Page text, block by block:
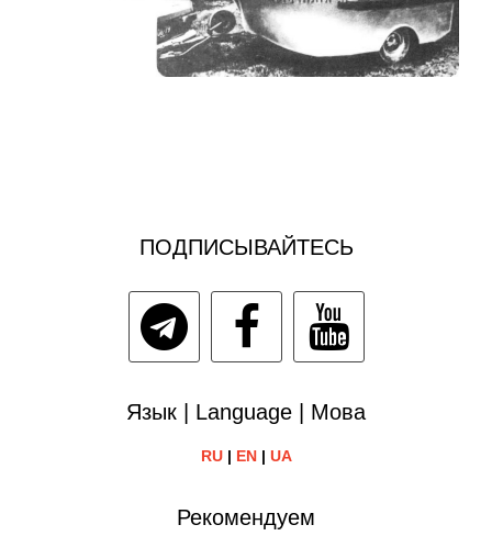
ПОДПИСЫВАЙТЕСЬ
Язык | Language | Мова
RU| EN| UA
Рекомендуем